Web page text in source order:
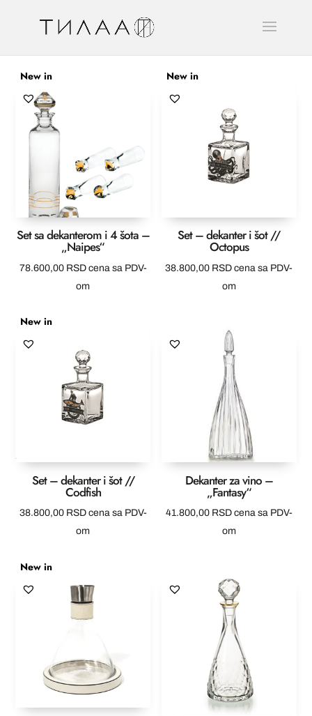
New in
Set sa dekanterom i 4 šota –
„Naipes“
78.600,00 RSD cena sa PDV-
om
New in
Set – dekanter i šot //
Octopus
38.800,00 RSD cena sa PDV-
om
New in
Set – dekanter i šot //
Codfish
38.800,00 RSD cena sa PDV-
om
Dekanter za vino –
„Fantasy“
41.800,00 RSD cena sa PDV-
om
New in